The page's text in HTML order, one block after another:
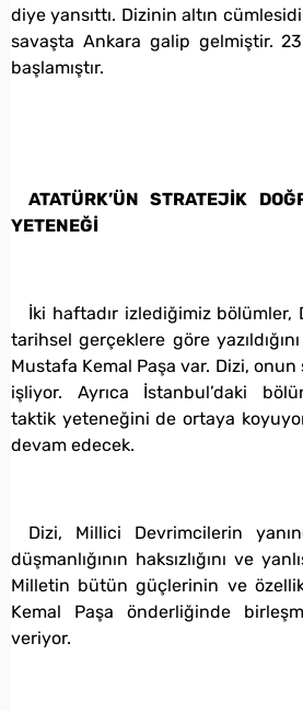
diye yansıttı. Dizinin altın
savaşta Ankara galip gelmiştir.
başlamıştır.
ATATÜRK’ÜN STRATEJİK
YETENEĞİ
İki haftadır izlediğimiz bölümler,
tarihsel gerçeklere göre
Mustafa Kemal Paşa var. Dizi,
işliyor. Ayrıca İstanbul’daki
taktik yeteneğini de ortaya
devam edecek.
Dizi, Millici Devrimcilerin
düşmanlığının haksızlığını ve
Milletin bütün güçlerinin ve
Kemal Paşa önderliğinde
veriyor.